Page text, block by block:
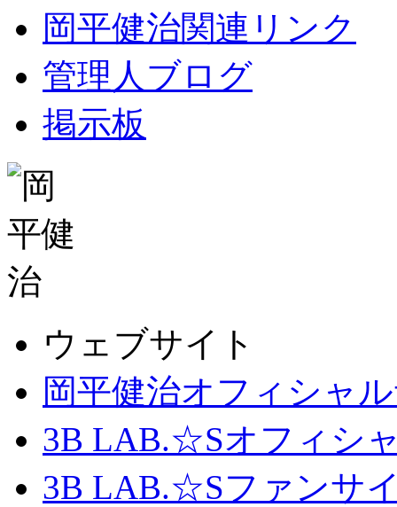
岡平健治関連リンク
管理人ブログ
掲示板
ウェブサイト
岡平健治オフィシャ
3B LAB.☆Sオフィシ
3B LAB.☆Sファンサイ